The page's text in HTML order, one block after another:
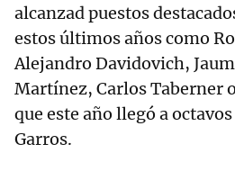
alcanzad puestos
estos últimos años como
Alejandro Davidovich,
Martínez, Carlos Taberner
que este año llegó a
Garros.